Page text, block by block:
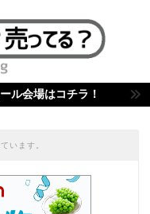
ル会場はコチラ！
います。